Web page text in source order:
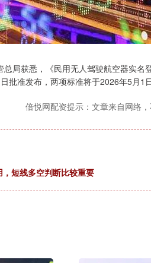
获悉，《民用无人驾驶航空器实名
批准发布，两项标准将于2026年5月1
倍悦网配资提示：文章来自网络，
短线多空判断比较重要
深证成指 14311.01